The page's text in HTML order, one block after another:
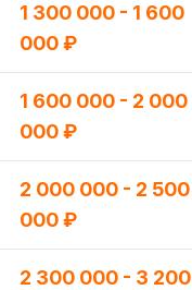
1 300 000 - 1 600
000 ₽
1 600 000 - 2 000
000 ₽
2 000 000 - 2 500
000 ₽
2 300 000 - 3 200